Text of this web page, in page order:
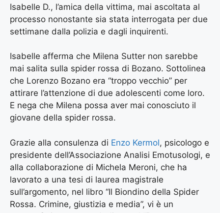
Isabelle D., l’amica della vittima, mai ascoltata al
processo nonostante sia stata interrogata per due
settimane dalla polizia e dagli inquirenti.
Isabelle afferma che Milena Sutter non sarebbe
mai salita sulla spider rossa di Bozano. Sottolinea
che Lorenzo Bozano era “troppo vecchio” per
attirare l’attenzione di due adolescenti come loro.
E nega che Milena possa aver mai conosciuto il
giovane della spider rossa.
Grazie alla consulenza di Enzo Kermol, psicologo e
presidente dell’Associazione Analisi Emotusologi, e
alla collaborazione di Michela Meroni, che ha
lavorato a una tesi di laurea magistrale
sull’argomento, nel libro “Il Biondino della Spider
Rossa. Crimine, giustizia e media”, vi è un